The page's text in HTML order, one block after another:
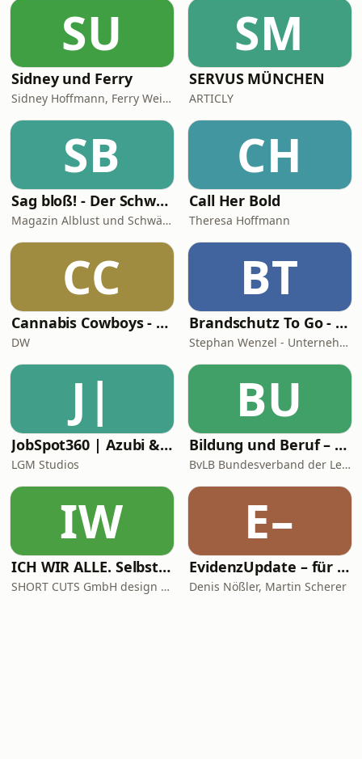
SU
Sidney und Ferry
Sidney Hoffmann, Ferry Weiss
SM
SERVUS MÜNCHEN
ARTICLY
SB
Sag bloß! - Der Schwäbische Alb Podcast
Magazin Alblust und Schwäbische Alb Tourismus
CH
Call Her Bold
Theresa Hoffmann
CC
Cannabis Cowboys - Die JuicyFields-Saga
DW
BT
Brandschutz To Go - News, Tipps und Anekdoten aus der Sicherheitstechnik
Stephan Wenzel - Unternehmensberatung zur DIN 14675 Zertifizierung
J|
JobSpot360 | Azubi & Karriere Podcast
LGM Studios
BU
Bildung und Beruf – der Podcast des BvLB mit Martin Lang und Pascal Koch
BvLB Bundesverband der Lehrkräfte für Berufsbildung e.V.
IW
ICH WIR ALLE. Selbst + Team + Werte-Entwicklung
SHORT CUTS GmbH design + kommunikation
E–
EvidenzUpdate – für klügere Medizin
Denis Nößler, Martin Scherer